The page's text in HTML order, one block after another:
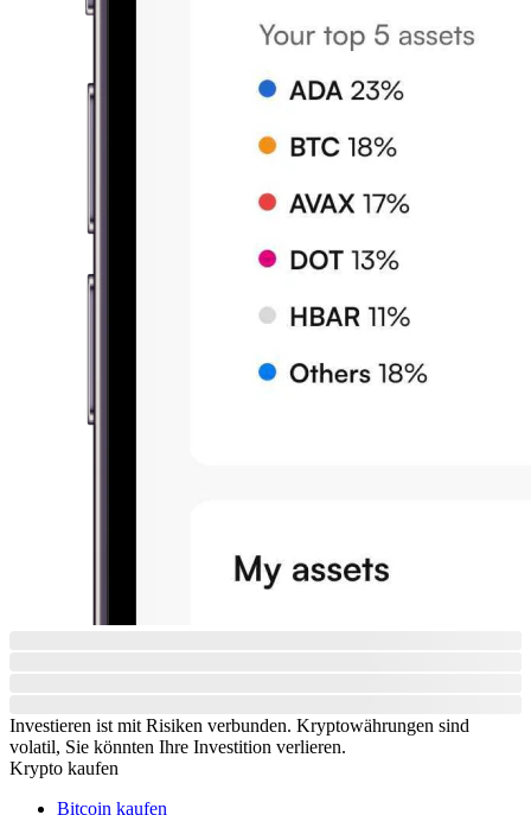
Investieren ist mit Risiken verbunden. Kryptowährungen sind
volatil, Sie könnten Ihre Investition verlieren.
Krypto kaufen
Bitcoin kaufen